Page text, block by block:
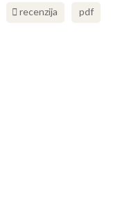
recenzija pdf